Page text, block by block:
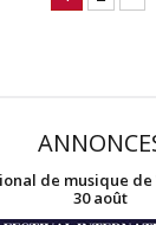
de musique de
30 août